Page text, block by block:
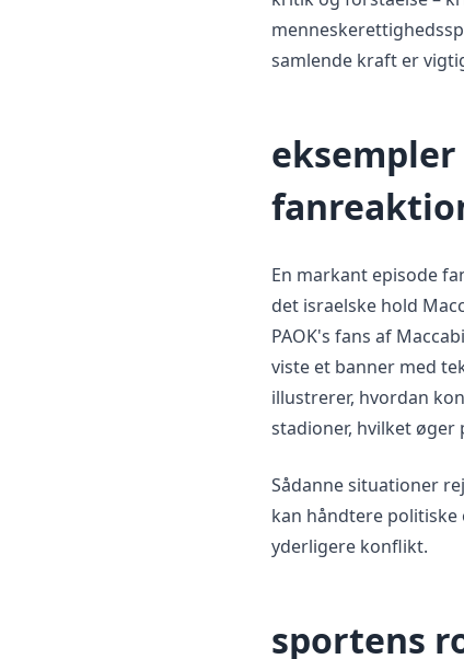
samlende kraft er
En markant episode
det israelske hold
PAOK's fans af
viste et banner med
illustrerer, hvordan
stadioner, hvilket
Sådanne situationer
kan håndtere
yderligere konflikt.
sportens